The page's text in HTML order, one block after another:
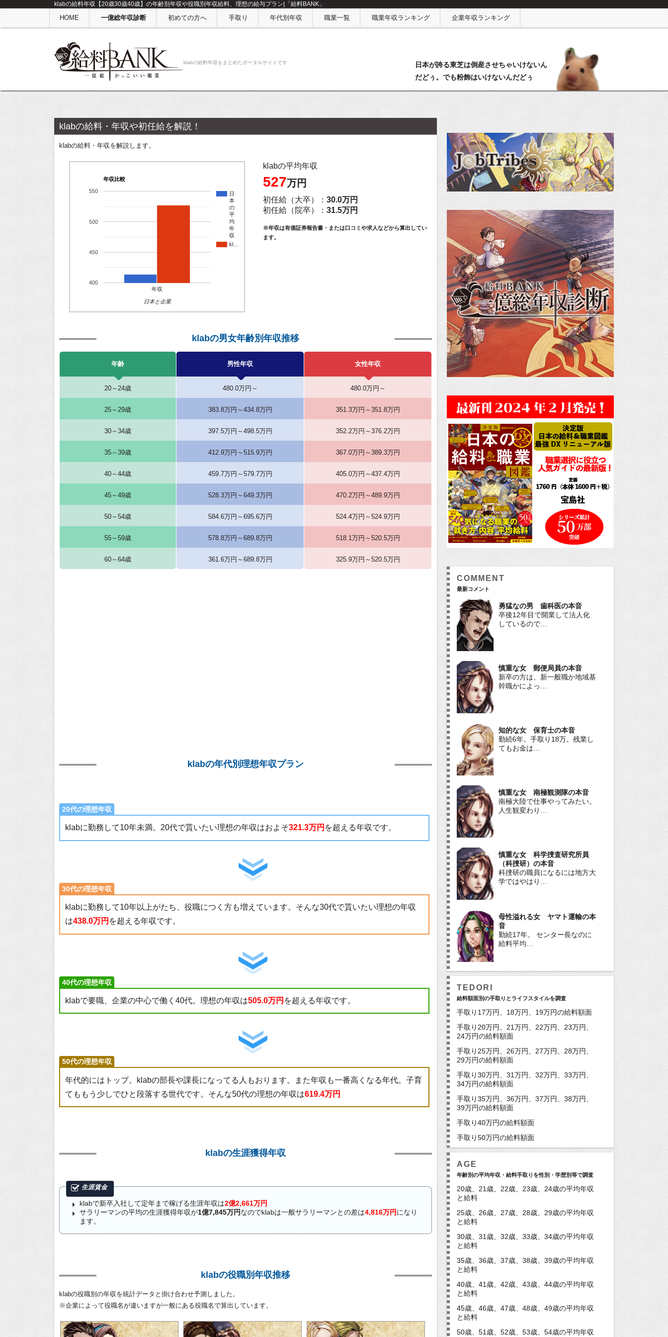
klabの給料年収【20歳30歳40歳】の年齢別年収や役職別年収給料、理想の給与プラン|「給料BANK」
HOME 一億総年収診断 初めての方へ 手取り 年代別年収 職業一覧 職業年収ランキング 企業年収ランキング
klabの給料年収をまとめたポータルサイトです
日本が誇る東芝は倒産させちゃいけないん
だどぅ。でも粉飾はいけないんだどぅ
klabの給料・年収や初任給を解説！
klabの給料・年収を解説します。
年収比較
日
本
の
平
均
年
収
kl…
年収
400
450
500
550
日本と企業
klabの平均年収
527万円
初任給（大卒）： 30.0万円
初任給（院卒）： 31.5万円
※年収は有価証券報告書・または口コミや求人などから算出してい
ます。
klabの男女年齢別年収推移
年齢 男性年収 女性年収
20～24歳 480.0万円～ 480.0万円～
25～29歳 383.8万円～434.8万円 351.3万円～351.8万円
30～34歳 397.5万円～498.5万円 352.2万円～376.2万円
35～39歳 412.9万円～515.9万円 367.0万円～389.3万円
40～44歳 459.7万円～579.7万円 405.0万円～437.4万円
45～49歳 528.3万円～649.3万円 470.2万円～489.9万円
50～54歳 584.6万円～695.6万円 524.4万円～524.9万円
55～59歳 578.8万円～689.8万円 518.1万円～520.5万円
60～64歳 361.6万円～689.8万円 325.9万円～520.5万円
klabの年代別理想年収プラン
20代の理想年収
klabに勤務して10年未満。20代で貰いたい理想の年収はおよそ321.3万円 を超える年収です。
30代の理想年収
klabに勤務して10年以上がたち、役職につく方も増えています。そんな30代で貰いたい理想の年収
は438.0万円 を超える年収です。
40代の理想年収
klabで要職、企業の中心で働く40代。理想の年収は505.0万円 を超える年収です。
50代の理想年収
年代的にはトップ。klabの部長や課長になってる人もおります。また年収も一番高くなる年代。子育
てももう少しでひと段落する世代です。そんな50代の理想の年収は619.4万円
klabの生涯獲得年収
klabで新卒入社して定年まで稼げる生涯年収は2億2,661万円
サラリーマンの平均の生涯獲得年収が1億7,845万円なのでklabは一般サラリーマンとの差は4,816万円になり
ます。
klabの役職別年収推移
klabの役職別の年収を統計データと掛け合わせ予測しました。
※企業によって役職名が違いますが一般にある役職名で算出しています。
COMMENT
最新コメント
勇猛なの男 歯科医の本音
卒後12年目で開業して法人化
しているので…
慎重な女 郵便局員の本音
新卒の方は、新一般職か地域基
幹職かによっ…
知的な女 保育士の本音
勤続6年。手取り18万。残業し
てもお金は…
慎重な女 南極観測隊の本音
南極大陸で仕事やってみたい。
人生観変わり…
慎重な女 科学捜査研究所員
（科捜研）の本音
科捜研の職員になるには地方大
学ではやはり…
母性溢れる女 ヤマト運輸の本
音
勤続17年。 センター長なのに
給料平均…
TEDORI
給料額面別の手取りとライフスタイルを調査
手取り17万円、18万円、19万円の給料額面
手取り20万円、21万円、22万円、23万円、
24万円の給料額面
手取り25万円、26万円、27万円、28万円、
29万円の給料額面
手取り30万円、31万円、32万円、33万円、
34万円の給料額面
手取り35万円、36万円、37万円、38万円、
39万円の給料額面
手取り40万円の給料額面
手取り50万円の給料額面
AGE
年齢別の平均年収・給料手取りを性別・学歴別等で調査
20歳、21歳、22歳、23歳、24歳の平均年収
と給料
25歳、26歳、27歳、28歳、29歳の平均年収
と給料
30歳、31歳、32歳、33歳、34歳の平均年収
と給料
35歳、36歳、37歳、38歳、39歳の平均年収
と給料
40歳、41歳、42歳、43歳、44歳の平均年収
と給料
45歳、46歳、47歳、48歳、49歳の平均年収
と給料
50歳、51歳、52歳、53歳、54歳の平均年収